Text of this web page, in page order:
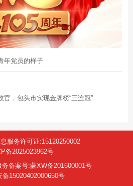
年党员的样子
，包头市实现金牌榜“三连冠”
服务许可证:15120250002
备2025023962号
备案号:蒙XW备201600001号
备15020402000650号